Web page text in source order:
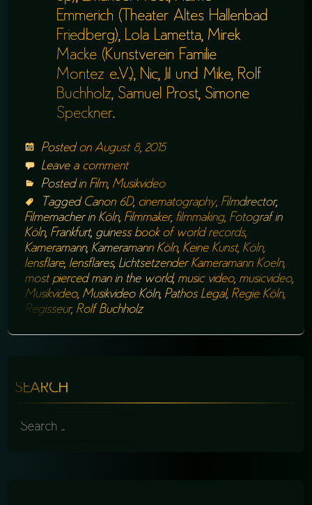
Emmerich (Theater Altes Hallenbad
Friedberg), Lola Lametta, Mirek
Macke (Kunstverein Familie
Montez e.V.), Nic, Jil und Mike, Rolf
Buchholz, Samuel Prost, Simone
Speckner.
Posted onAugust 8, 2015
Leave a comment
Posted in Film, Musikvideo
Tagged Canon 6D, cinematography, Filmdirector,
Filmemacher in Köln, Filmmaker, filmmaking, Fotograf in
Köln, Frankfurt, guiness book of world records,
Kameramann, Kameramann Köln, Keine Kunst, Köln,
lensflare, lensflares, Lichtsetzender Kameramann Koeln,
most pierced man in the world, music video, musicvideo,
Musikvideo, Musikvideo Köln, Pathos Legal, Regie Köln,
Regisseur, Rolf Buchholz
SEARCH
SEARCH